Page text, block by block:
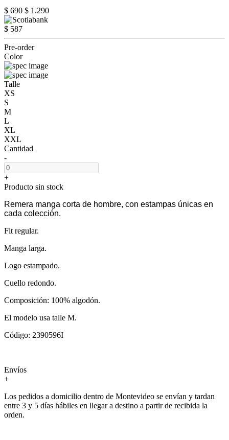
$ 690 $ 1.290
$ 587
Pre-order
Color
Talle
XS
S
M
L
XL
XXL
Cantidad
-
+
Producto sin stock
Remera manga corta de hombre, con estampas únicas en
cada colección.
Fit regular.
Manga larga.
Logo estampado.
Cuello redondo.
Composición: 100% algodón.
El modelo usa talle M.
Código: 2390596I
Envíos
+
Los pedidos a domicilio dentro de Montevideo se envían y tardan
entre 3 y 5 días hábiles en llegar a destino a partir de recibida la
orden.